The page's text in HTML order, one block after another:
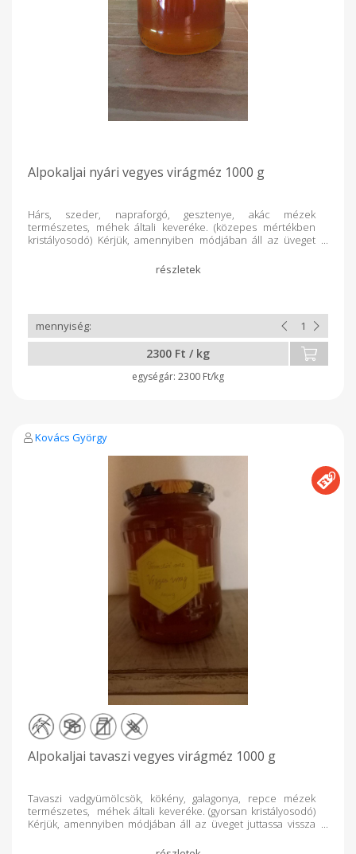
Alpokaljai nyári vegyes virágméz 1000 g
Hárs, szeder, napraforgó, gesztenye, akác mézek
természetes, méhek általi keveréke. (közepes mértékben
kristályosodó) Kérjük, amennyiben módjában áll az üveget
2300 Ft / kg
2300 Ft/kg
Kovács György
Alpokaljai tavaszi vegyes virágméz 1000 g
Tavaszi vadgyümölcsök, kökény, galagonya, repce mézek
természetes, méhek általi keveréke. (gyorsan kristályosodó)
Kérjük, amennyiben módjában áll az üveget juttassa vissza